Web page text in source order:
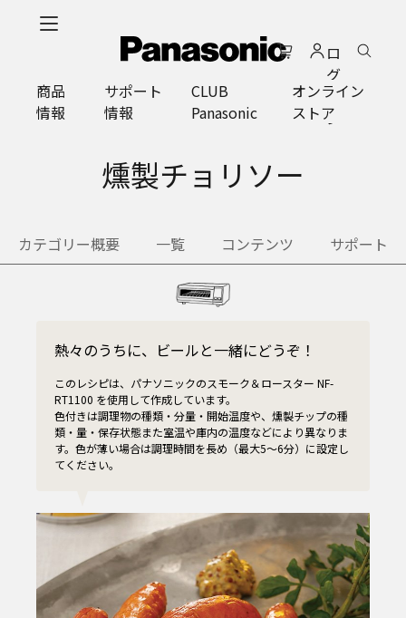
プ
ロ
グ
イ
ン
商品
情報
サポート
情報
CLUB
Panasonic
オンライン
ストア
燻製チョリソー
カテゴリー概要 一覧 コンテンツ サポート
熱々のうちに、ビールと一緒にどうぞ！
このレシピは、パナソニックのスモーク＆ロースター NF-
RT1100 を使用して作成しています。
色付きは調理物の種類・分量・開始温度や、燻製チップの種
類・量・保存状態また室温や庫内の温度などにより異なりま
す。色が薄い場合は調理時間を長め（最大5〜6分）に設定し
てください。